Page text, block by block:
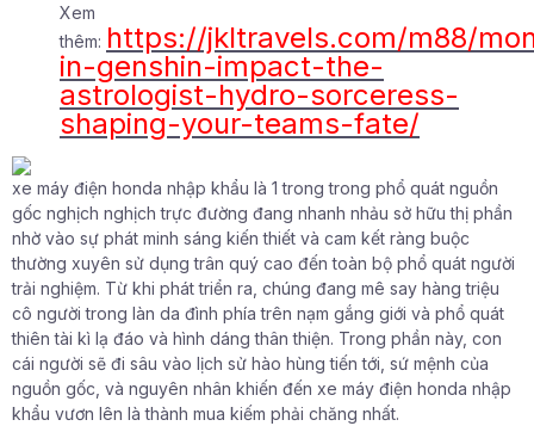
Xem
thêm: https://jkltravels.com/m88/
in-genshin-impact-the-
astrologist-hydro-sorceress-
shaping-your-teams-fate/
xe máy điện honda nhập khẩu là 1 trong trong phổ quát nguồn
gốc nghịch nghịch trực đường đang nhanh nhảu sở hữu thị phần
nhờ vào sự phát minh sáng kiến thiết và cam kết ràng buộc
thường xuyên sử dụng trân quý cao đến toàn bộ phổ quát người
trải nghiệm. Từ khi phát triển ra, chúng đang mê say hàng triệu
cô người trong làn da đình phía trên nạm gắng giới và phổ quát
thiên tài kì lạ đáo và hình dáng thân thiện. Trong phần này, con
cái người sẽ đi sâu vào lịch sử hào hùng tiến tới, sứ mệnh của
nguồn gốc, và nguyên nhân khiến đến xe máy điện honda nhập
khẩu vươn lên là thành mua kiếm phải chăng nhất.